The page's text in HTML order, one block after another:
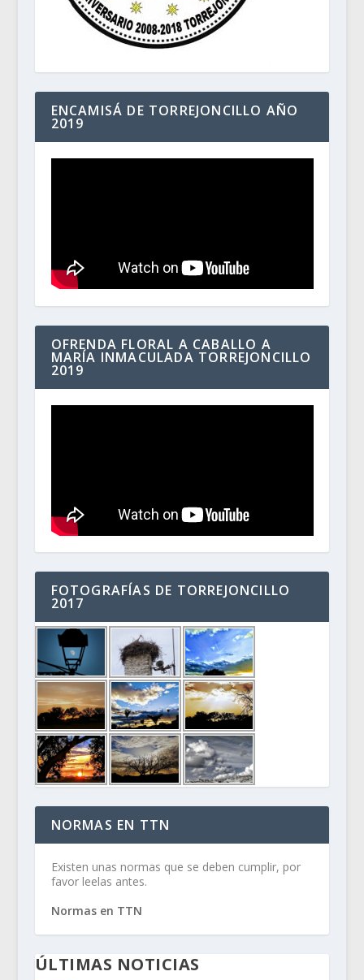
ENCAMISÁ DE TORREJONCILLO AÑO
2019
OFRENDA FLORAL A CABALLO A
MARÍA INMACULADA TORREJONCILLO
2019
FOTOGRAFÍAS DE TORREJONCILLO
2017
NORMAS EN TTN
Existen unas normas que se deben cumplir, por
favor leelas antes.
Normas en TTN
ÚLTIMAS NOTICIAS